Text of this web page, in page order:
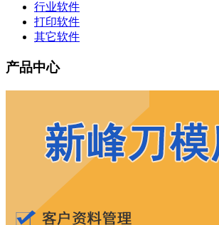
行业软件
打印软件
其它软件
产品中心